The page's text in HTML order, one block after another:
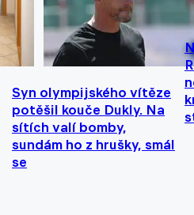
Syn olympijského vítěze
potěšil kouče Dukly. Na
sítích valí bomby,
sundám ho z hrušky, smál
se